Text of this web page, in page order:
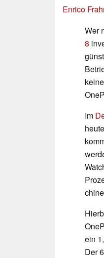
Enrico
Wer
8
Im
ein
Der